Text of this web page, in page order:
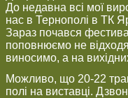
До недавна всі мої
нас в Тернополі в ТК
Зараз почався
поповнюємо не
виносимо, а на
Можливо, що 20-22
полі на виставці.